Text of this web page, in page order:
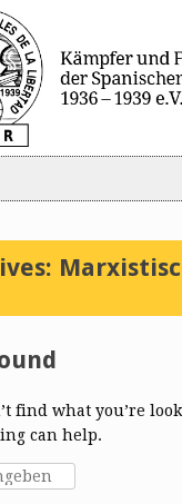
find what you’re
can help.